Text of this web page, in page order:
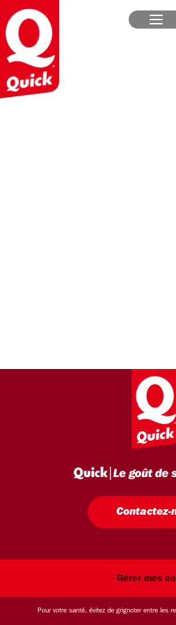
Contactez-
- Gérer mes
Pour votre santé, évitez de grignoter entre les